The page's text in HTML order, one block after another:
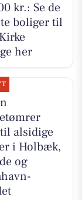
kr.: Se de
boliger til
her
alsidige
i Holbæk,
og